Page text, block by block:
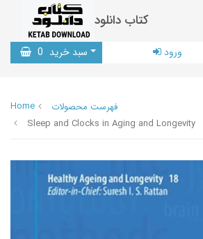
کتاب دانلود
سبد خرید 0 ورود
Home
فهرست محصولات
Sleep and Clocks in Aging and Longevity